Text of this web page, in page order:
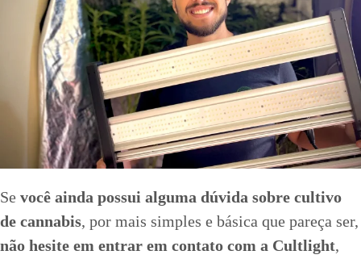
Se você ainda possui alguma dúvida sobre cultivo
de cannabis, por mais simples e básica que pareça ser,
não hesite em entrar em contato com a Cultlight,